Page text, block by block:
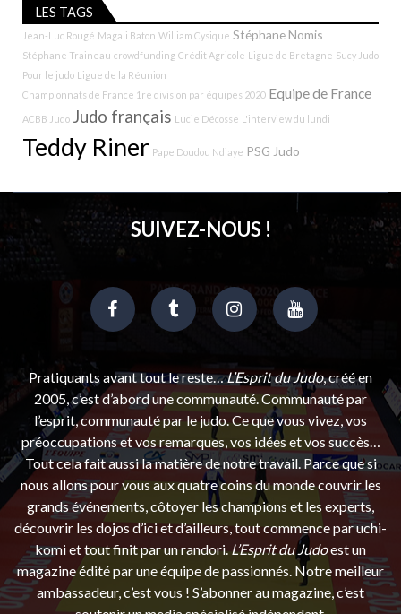
LES TAGS
Jean-Luc Rougé Magali Baton William Cysique Stéphane Nomis
Stéphane Traineau crowdfunding Crédit Agricole Ligue de Bretagne Sucy Judo
Pour le judo Ligue de la Réunion
Championnats de France 1re division par équipes 2020 Equipe de France
ACBB Judo Judo français Lucie Décosse L'interview du lundi
Teddy Riner Pape Doudou Ndiaye PSG Judo
SUIVEZ-NOUS !
Pratiquants avant tout le reste…L’Esprit du Judo, créé en
2005, c’est d’abord une communauté. Communauté par
l’esprit, communauté par le judo. Ce que vous vivez, vos
préoccupations et vos remarques, vos idées et vos succès…
Tout cela fait aussi la matière de notre travail. Parce que si
nous allons pour vous aux quatre coins du monde couvrir les
grands événements, côtoyer les champions et les experts,
découvrir les dojos d’ici et d’ailleurs, tout commence par uchi-
komi et tout finit par un randori.L’Esprit du Judoest un
magazine édité par une équipe de passionnés. Notre meilleur
ambassadeur, c’est vous ! S’abonner au magazine, c’est